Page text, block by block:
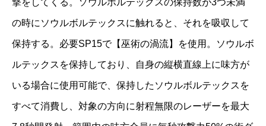
撃をしてくる。ソウルボルテックスの保持数が3つ未満
の時にソウルボルテックスに触れると、それを吸収して
保持する。必要SP15で【巫術の渦流】を使用。ソウルボ
ルテックスを保持しており、自身の縦横直線上に味方が
いる場合に使用可能で、保持したソウルボルテックスを
すべて消費し、対象の方向に射程無限のレーザーを最大